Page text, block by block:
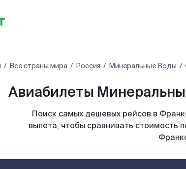
Все страны мира Россия Минеральные Воды
Авиабилеты
Поиск самых дешевых рейсов в
вылета, чтобы сравнивать стоимость